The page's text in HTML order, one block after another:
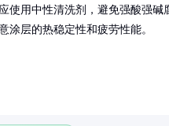
使用中性清洗剂，避免强酸强
涂层的热稳定性和疲劳性能。